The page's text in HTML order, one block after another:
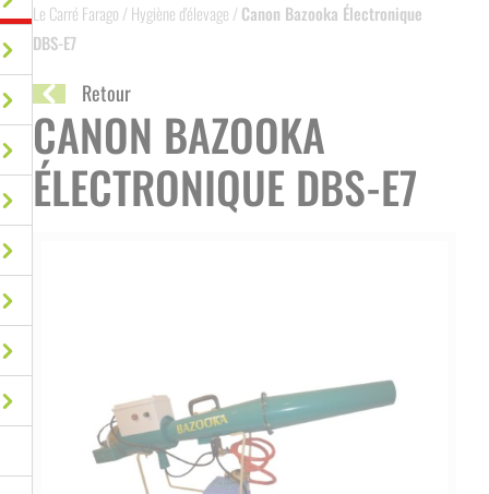
Le Carré Farago /Hygiène d'élevage /Canon Bazooka Électronique
DBS-E7
Retour
CANON BAZOOKA
ÉLECTRONIQUE DBS-E7